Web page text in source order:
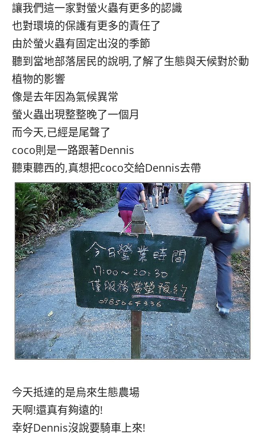
讓我們這一家對螢火蟲有更多的認識
也對環境的保護有更多的責任了
由於螢火蟲有固定出沒的季節
聽到當地部落居民的說明,了解了生態與天候對於動
植物的影響
像是去年因為氣候異常
螢火蟲出現整整晚了一個月
而今天,已經是尾聲了
coco則是一路跟著Dennis
聽東聽西的,真想把coco交給Dennis去帶
今天抵達的是烏來生態農場
天啊!還真有夠遠的!
幸好Dennis沒說要騎車上來!